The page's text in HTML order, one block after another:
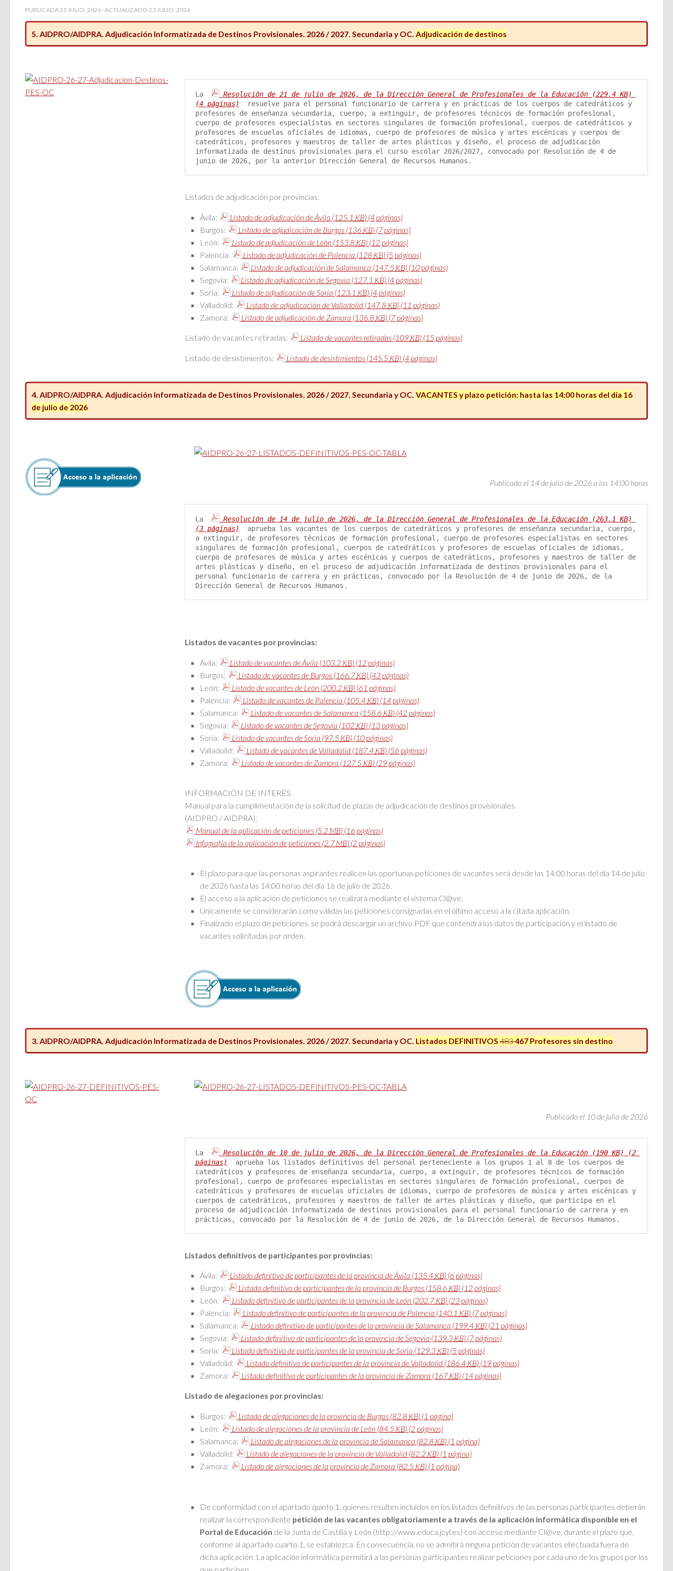
PUBLICADA21 JULIO, 2026 · ACTUALIZADO 23 JULIO, 2026
5. AIDPRO/AIDPRA. Adjudicación Informatizada de Destinos Provisionales. 2026 / 2027. Secundaria y OC. Adjudicación de destinos
La Resolución de 21 de julio de 2026, de la Dirección General de Profesionales de la Educación (229.4 KB)
(4 páginas)
resuelve para el personal funcionario de carrera y en prácticas de los cuerpos de catedráticos y
profesores de enseñanza secundaria, cuerpo, a extinguir, de profesores técnicos de formación profesional,
cuerpo de profesores especialistas en sectores singulares de formación profesional, cuerpos de catedráticos y
profesores de escuelas oficiales de idiomas, cuerpo de profesores de música y artes escénicas y cuerpos de
catedráticos, profesores y maestros de taller de artes plásticas y diseño, el proceso de adjudicación
informatizada de destinos provisionales para el curso escolar 2026/2027, convocado por Resolución de 4 de
junio de 2026, por la anterior Dirección General de Recursos Humanos.
Listados de adjudicación por provincias:
Ávila: Listado de adjudicación de Ávila (125.1 KB)(4 páginas)
Burgos:
Listado de adjudicación de Burgos(136 KB)(7 páginas)
León:
Listado de adjudicación de León(153.8 KB)(12 páginas)
Palencia:
Listado de adjudicación de Palencia (128 KB)(5 páginas)
Salamanca:
Listado de adjudicación de Salamanca (147.5 KB)(10 páginas)
Segovia:
Listado de adjudicación de Segovia (127.1 KB)(4 páginas)
Soria:
Listado de adjudicación de Soria (123.1 KB)(4 páginas)
Valladolid:
Listado de adjudicación de Valladolid(147.8 KB)(11 páginas)
Zamora:
Listado de adjudicación de Zamora (136.8 KB)(7 páginas)
Listado de vacantes retiradas: Listado de vacantes retiradas(109 KB)(15 páginas)
Listado de desistimientos: Listado de desistimientos(145.5 KB)(4 páginas)
4. AIDPRO/AIDPRA. Adjudicación Informatizada de Destinos Provisionales. 2026 / 2027. Secundaria y OC. VACANTES y plazo petición: hasta las 14:00 horas del día 16
de julio de 2026
Publicado el 14 de julio de 2026 a las 14:00 horas
La Resolución de 14 de julio de 2026, de la Dirección General de Profesionales de la Educación (263.1 KB)
(3 páginas)
aprueba las vacantes de los cuerpos de catedráticos y profesores de enseñanza secundaria, cuerpo,
a extinguir, de profesores técnicos de formación profesional, cuerpo de profesores especialistas en sectores
singulares de formación profesional, cuerpos de catedráticos y profesores de escuelas oficiales de idiomas,
cuerpo de profesores de música y artes escénicas y cuerpos de catedráticos, profesores y maestros de taller de
artes plásticas y diseño, en el proceso de adjudicación informatizada de destinos provisionales para el
personal funcionario de carrera y en prácticas, convocado por la Resolución de 4 de junio de 2026, de la
Dirección General de Recursos Humanos.
Listados de vacantes por provincias:
Ávila: Listado de vacantes de Ávila (103.2 KB)(12 páginas)
Burgos:
Listado de vacantes de Burgos(166.7KB)(43 páginas)
León:
Listado de vacantes de León(200.2 KB)(61 páginas)
Palencia:
Listado de vacantes de Palencia (105.4 KB)(14 páginas)
Salamanca:
Listado de vacantes de Salamanca (158.6 KB)(42 páginas)
Segovia:
Listado de vacantes de Segovia (102 KB)(13 páginas)
Soria:
Listado de vacantes de Soria (97.5 KB)(10 páginas)
Valladolid:
Listado de vacantes de Valladolid(187.4 KB)(56 páginas)
Zamora:
Listado de vacantes de Zamora (127.5 KB)(29 páginas)
INFORMACIÓN DE INTERÉS
Manual para la cumplimentación de la solicitud de plazas de adjudicación de destinos provisionales
(AIDPRO / AIDPRA):
Manual de la aplicación de peticiones(5.2 MB)(16 páginas)
Infografía de la aplicación de peticiones(2.7MB)(2 páginas)
El plazo para que las personas aspirantes realicen las oportunas peticiones de vacantes será desde las 14:00 horas del día 14 de julio
de 2026 hasta las 14:00 horas del día 16 de julio de 2026.
El acceso a la aplicación de peticiones se realizará mediante el sistema Cl@ve.
Únicamente se considerarán como válidas las peticiones consignadas en el último acceso a la citada aplicación.
Finalizado el plazo de peticiones, se podrá descargar un archivo PDF que contendrá los datos de participación y el listado de
vacantes solicitadas por orden.
3. AIDPRO/AIDPRA. Adjudicación Informatizada de Destinos Provisionales. 2026 / 2027. Secundaria y OC. Listados DEFINITIVOS 483467 Profesores sin destino
Publicado el 10 de julio de 2026
La Resolución de 10 de julio de 2026, de la Dirección General de Profesionales de la Educación (190 KB) (2
páginas)
aprueba los listados definitivos del personal perteneciente a los grupos 1 al 8 de los cuerpos de
catedráticos y profesores de enseñanza secundaria, cuerpo, a extinguir, de profesores técnicos de formación
profesional, cuerpo de profesores especialistas en sectores singulares de formación profesional, cuerpos de
catedráticos y profesores de escuelas oficiales de idiomas, cuerpo de profesores de música y artes escénicas y
cuerpos de catedráticos, profesores y maestros de taller de artes plásticas y diseño, que participa en el
proceso de adjudicación informatizada de destinos provisionales para el personal funcionario de carrera y en
prácticas, convocado por la Resolución de 4 de junio de 2026, de la Dirección General de Recursos Humanos.
Listados definitivos de participantes por provincias:
Ávila: Listado definitivo de participantes de la provincia de Ávila (135.4 KB)(6 páginas)
Burgos:
Listado definitivo de participantes de la provincia de Burgos(158.6 KB)(12 páginas)
León:
Listado definitivo de participantes de la provincia de León(202.7KB)(23 páginas)
Palencia:
Listado definitivo de participantes de la provincia de Palencia (140.1 KB)(7 páginas)
Salamanca:
Listado definitivo de participantes de la provincia de Salamanca (199.4 KB)(21 páginas)
Segovia:
Listado definitivo de participantes de la provincia de Segovia (139.3 KB)(7 páginas)
Soria:
Listado definitivo de participantes de la provincia de Soria (129.3 KB)(5 páginas)
Valladolid:
Listado definitivo de participantes de la provincia de Valladolid(186.4 KB)(19 páginas)
Zamora:
Listado definitivo de participantes de la provincia de Zamora (167KB)(14 páginas)
Listado de alegaciones por provincias:
Burgos: Listado de alegaciones de la provincia de Burgos(82.8 KB)(1 página)
León:
Listado de alegaciones de la provincia de León(84.5 KB)(2 páginas)
Salamanca:
Listado de alegaciones de la provincia de Salamanca (82.8 KB)(1 página)
Valladolid:
Listado de alegaciones de la provincia de Valladolid(82.2 KB)(1 página)
Zamora:
Listado de alegaciones de la provincia de Zamora (82.5 KB)(1 página)
De conformidad con el apartado quinto.1, quienes resulten incluidos en los listados definitivos de las personas participantes deberán
realizar la correspondiente petición de las vacantes obligatoriamente a través de la aplicación informática disponible en el
Portal de Educación de la Junta de Castilla y León (http://www.educa.jcyl.es) con acceso mediante Cl@ve, durante el plazo que,
conforme al apartado cuarto.1, se establezca. En consecuencia, no se admitirá ninguna petición de vacantes efectuada fuera de
dicha aplicación. La aplicación informática permitirá a las personas participantes realizar peticiones por cada uno de los grupos por los